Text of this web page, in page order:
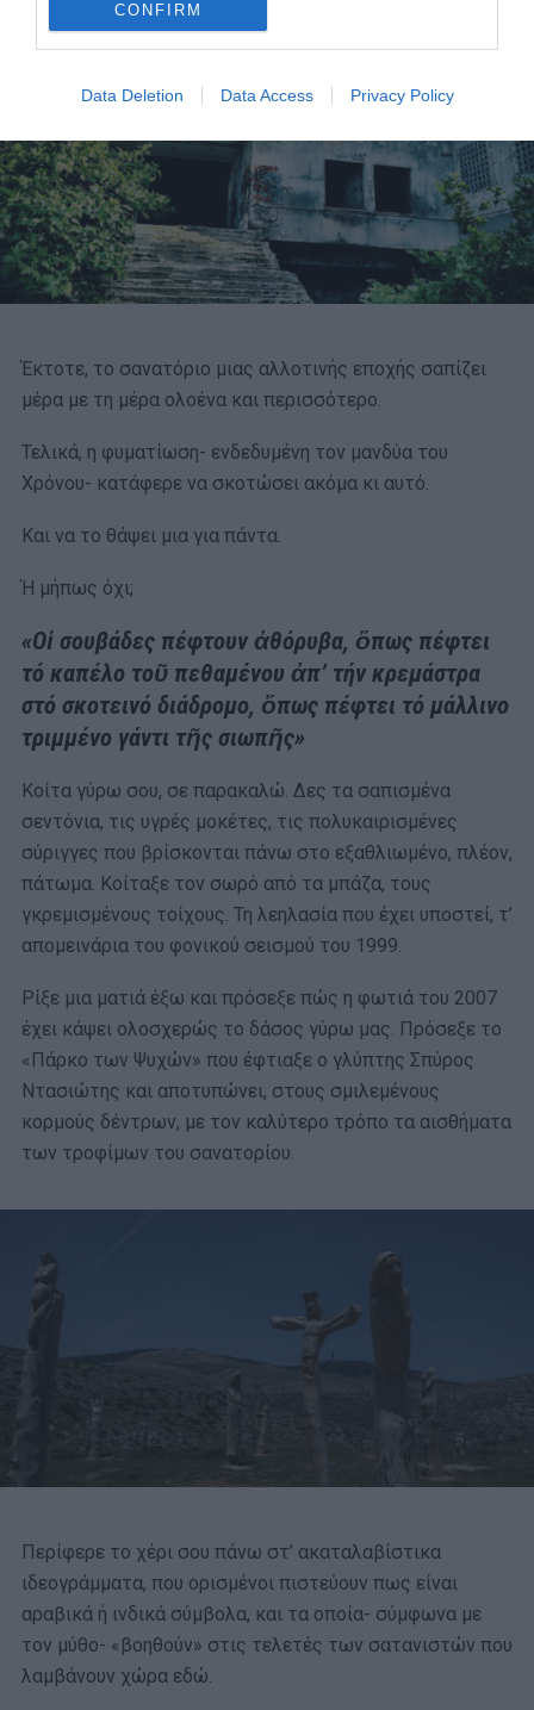
CONFIRM
Data Deletion Data Access Privacy Policy
Έκτοτε, το σανατόριο μιας αλλοτινής εποχής σαπίζει
μέρα με τη μέρα ολοένα και περισσότερο.
Τελικά, η φυματίωση- ενδεδυμένη τον μανδύα του
Χρόνου- κατάφερε να σκοτώσει ακόμα κι αυτό.
Και να το θάψει μια για πάντα.
Ή μήπως όχι;
«Oἱ σουβάδες πέφτουν ἀθόρυβα, ὅπως πέφτει
τό καπέλο τοῦ πεθαμένου ἀπ’ τήνκρεμάστρα
στό σκοτεινό διάδρομο, ὅπως πέφτει τό μάλλινο
τριμμένο γάντι τῆς σιωπῆς»
Κοίτα γύρω σου, σε παρακαλώ. Δες τα σαπισμένα
σεντόνια, τις υγρές μοκέτες, τις πολυκαιρισμένες
σύριγγες που βρίσκονται πάνω στο εξαθλιωμένο, πλέον,
πάτωμα. Κοίταξε τον σωρό από τα μπάζα, τους
γκρεμισμένους τοίχους. Τη λεηλασία που έχει υποστεί, τ’
απομεινάρια του φονικού σεισμού του 1999.
Ρίξε μια ματιά έξω και πρόσεξε πώς η φωτιά του 2007
έχει κάψει ολοσχερώς το δάσος γύρω μας. Πρόσεξε το
«Πάρκο των Ψυχών» που έφτιαξε ο γλύπτης Σπύρος
Ντασιώτης και αποτυπώνει, στους σμιλεμένους
κορμούς δέντρων, με τον καλύτερο τρόπο τα αισθήματα
των τροφίμων του σανατορίου.
Περίφερε το χέρι σου πάνω στ’ ακαταλαβίστικα
ιδεογράμματα, που ορισμένοι πιστεύουν πως είναι
αραβικά ή ινδικά σύμβολα, και τα οποία- σύμφωνα με
τον μύθο- «βοηθούν» στις τελετές των σατανιστών που
λαμβάνουν χώρα εδώ.